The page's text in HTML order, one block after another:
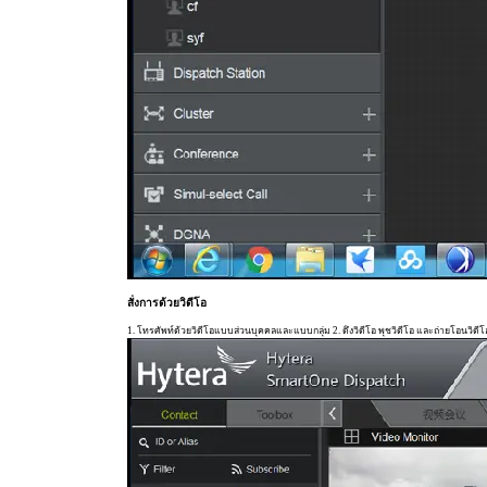
สั่งการด้วยวิดีโอ
1. โทรศัพท์ด้วยวิดีโอแบบส่วนบุคคลและแบบกลุ่ม 2. ดึงวิดีโอ พุชวิดีโอ และถ่ายโอนวิดีโ